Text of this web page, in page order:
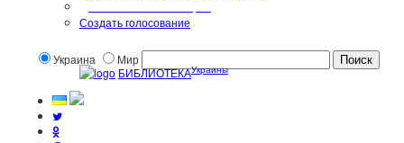
Создать голосование
Украина
Мир
БИБЛИОТЕКАУкраины